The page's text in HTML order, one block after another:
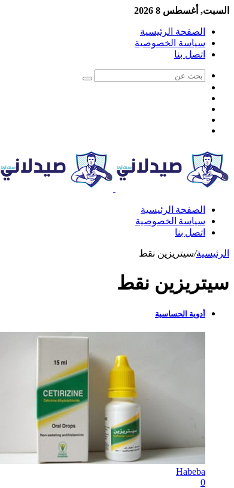
السبت, أغسطس 8 2026
الصفحة الرئيسية
سياسة الخصوصية
اتصل بنا
الصفحة الرئيسية
سياسة الخصوصية
اتصل بنا
الرئيسية/سيتريزين نقط
سيتريزين نقط
أدوية الحساسية
Habeba
0